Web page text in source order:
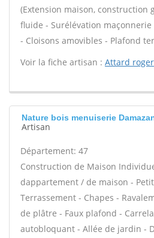
(Extension maison, construction
fluide - Surélévation
- Cloisons amovibles - Plafond
Voir la fiche artisan : Attard roger
Nature bois menuiserie
Artisan
Département: 47
Construction de Maison
dappartement / de maison -
Terrassement - Chapes -
de plâtre - Faux plafond -
autobloquant - Allée de jardin -